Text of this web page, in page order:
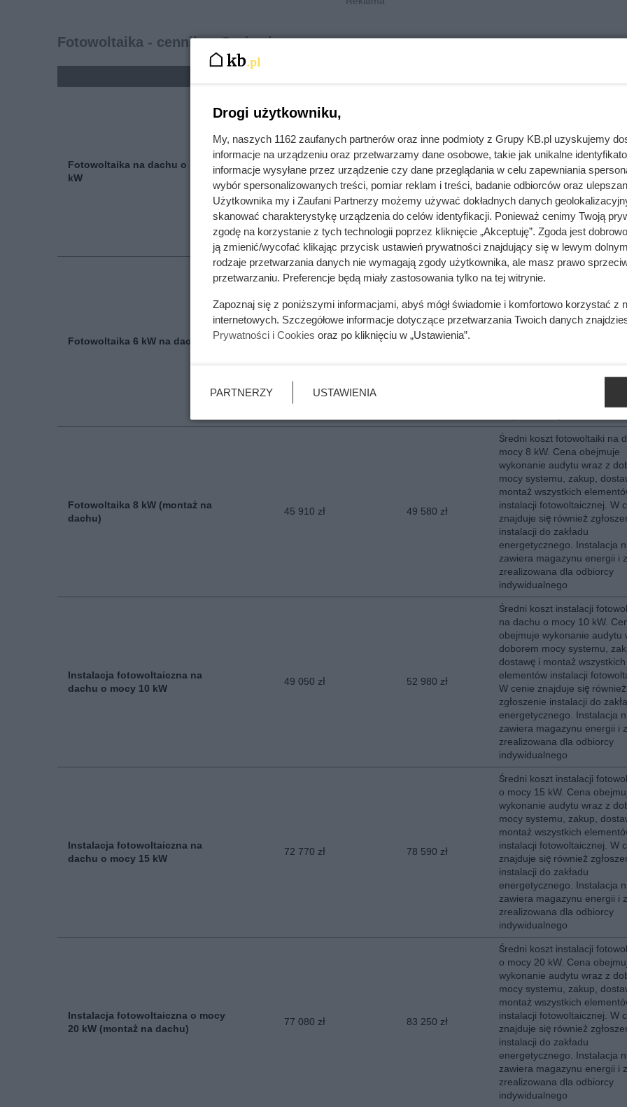
Fotowoltaika - cennik w Grajewie
Fotowoltaika na dachu o mocy 3
kW
21 150 zł 22 840 zł
mocy systemu, zakup,
montaż wszystkich
instalacji fotowoltaicznej. W
znajduje się również
instalacji do zakładu
energetycznego. Instalacja
zawiera magazynu energii i
zrealizowana dla odbiorcy
indywidualnego
Fotowoltaika 6 kW na dachu 33 640 zł 36 330 zł
Średni koszt instalacji
o mocy 6 kW. Cena obejmuje
mocy systemu, zakup,
montaż wszystkich
energetycznego. Instalacja
zawiera magazynu energii i
Fotowoltaika 8 kW (montaż na
dachu)
45 910 zł 49 580 zł
Średni koszt fotowoltaiki na
mocy 8 kW. Cena obejmuje
wykonanie audytu wraz z
mocy systemu, zakup,
montaż wszystkich
instalacji fotowoltaicznej. W
znajduje się również
instalacji do zakładu
energetycznego. Instalacja
zawiera magazynu energii i
zrealizowana dla odbiorcy
indywidualnego
Instalacja fotowoltaiczna na
dachu o mocy 10 kW
49 050 zł 52 980 zł
Średni koszt instalacji
na dachu o mocy 10 kW.
obejmuje wykonanie audytu
doborem mocy systemu,
dostawę i montaż wszystkich
elementów instalacji
W cenie znajduje się również
zgłoszenie instalacji do
energetycznego. Instalacja
zawiera magazynu energii i
zrealizowana dla odbiorcy
indywidualnego
Instalacja fotowoltaiczna na
dachu o mocy 15 kW
72 770 zł 78 590 zł
Średni koszt instalacji
o mocy 15 kW. Cena
wykonanie audytu wraz z
mocy systemu, zakup,
montaż wszystkich
instalacji fotowoltaicznej. W
znajduje się również
instalacji do zakładu
energetycznego. Instalacja
zawiera magazynu energii i
zrealizowana dla odbiorcy
indywidualnego
Instalacja fotowoltaiczna o mocy
20 kW (montaż na dachu)
77 080 zł 83 250 zł
Średni koszt instalacji
o mocy 20 kW. Cena
wykonanie audytu wraz z
mocy systemu, zakup,
montaż wszystkich
instalacji fotowoltaicznej. W
znajduje się również
instalacji do zakładu
energetycznego. Instalacja
zawiera magazynu energii i
zrealizowana dla odbiorcy
indywidualnego
Drogi użytkowniku,
My, naszych 1162 zaufanych partnerów oraz inne podmioty z Grupy KB.pl uzyskujemy
informacje na urządzeniu oraz przetwarzamy dane osobowe, takie jak unikalne
informacje wysyłane przez urządzenie czy dane przeglądania w celu zapewniania
wybór spersonalizowanych treści, pomiar reklam i treści, badanie odbiorców oraz
Użytkownika my i Zaufani Partnerzy możemy używać dokładnych danych
skanować charakterystykę urządzenia do celów identyfikacji. Ponieważ cenimy Twoją
zgodę na korzystanie z tych technologii poprzez kliknięcie „Akceptuję”. Zgoda jest
ją zmienić/wycofać klikając przycisk ustawień prywatności znajdujący się w lewym
rodzaje przetwarzania danych nie wymagają zgody użytkownika, ale masz prawo
przetwarzaniu. Preferencje będą miały zastosowania tylko na tej witrynie.
Zapoznaj się z poniższymi informacjami, abyś mógł świadomie i komfortowo korzystać z
internetowych. Szczegółowe informacje dotyczące przetwarzania Twoich danych
Prywatności i Cookies oraz po kliknięciu w „Ustawienia”.
PARTNERZY USTAWIENIA